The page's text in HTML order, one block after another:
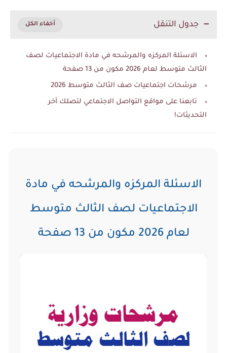
جدول التنقل
الاسئلة المركزه والمرشحه في مادة الاجتماعيات لصف
الثالث متوسط لعام 2026 مكون من 13 صفحة
مرشحات اجتماعيات صف الثالث متوسط 2026
تابعنا على مواقع التواصل الاجتماعي لتصلك آخر
التحديثات!
الاسئلة المركزه والمرشحه في مادة
الاجتماعيات لصف الثالث متوسط
لعام 2026 مكون من 13 صفحة